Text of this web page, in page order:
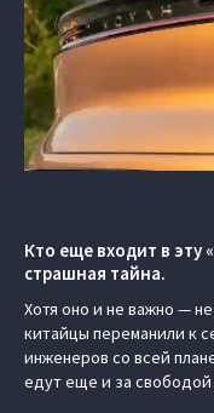
Кто еще входит в эту
страшная тайна.
Хотя оно и не важно —
китайцы переманили к
инженеров со всей
едут еще и за свободой